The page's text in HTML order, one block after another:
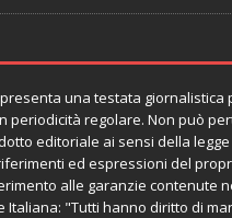
una testata giornalistica
periodicità regolare. Non può
editoriale ai sensi della legge
ed espressioni del
alle garanzie contenute
Italiana: "Tutti hanno diritto di